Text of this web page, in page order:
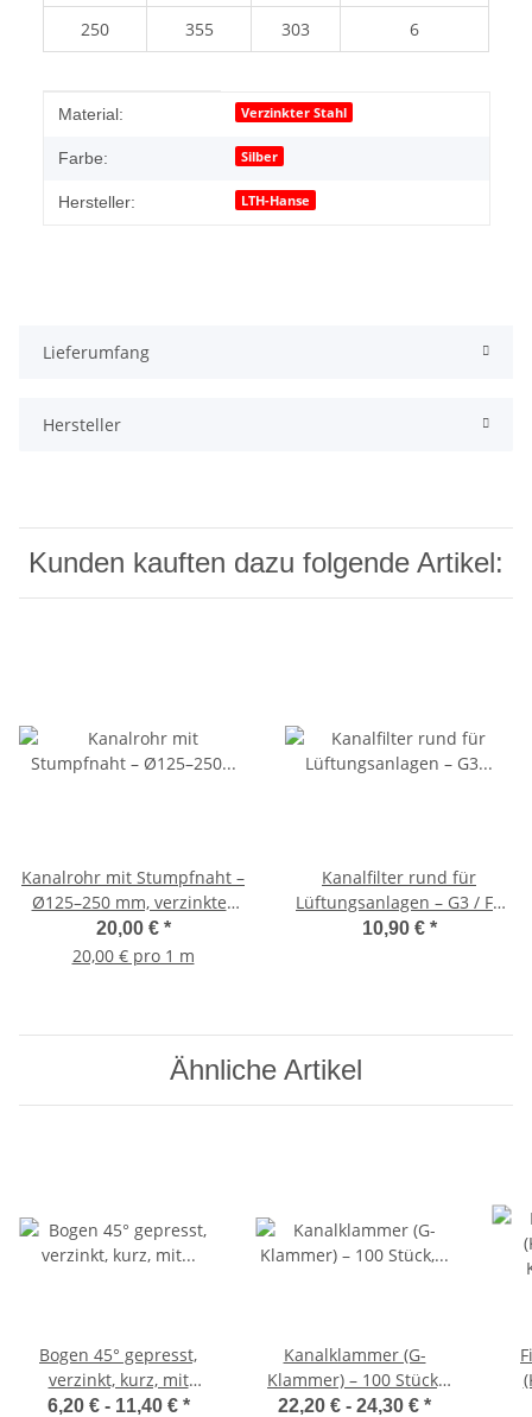
250 355 303 6
Produkteigenschaft
Wert
Material: Verzinkter Stahl
Farbe: Silber
Hersteller: LTH-Hanse
Lieferumfang
Hersteller
Kunden kauften dazu folgende Artikel:
Kanalrohr mit Stumpfnaht –
Ø125–250 mm, verzinktes
Stahlblech, Länge 1 m Ø160
20,00 € *
20,00 € pro 1 m
Kanalfilter rund für
Lüftungsanlagen – G3 / F5
Filtereinsatz – ISO Coarse 45
10,90 € *
Ähnliche Artikel
Bogen 45° gepresst,
verzinkt, kurz, mit
Lippendichtung, DN100–
6,20 € - 11,40 € *
Kanalklammer (G-
Klammer) – 100 Stück,
Befestigung für
22,20 € - 24,30 € *